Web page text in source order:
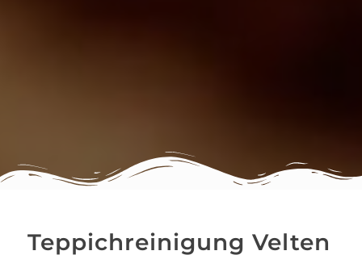
Teppichreinigung Velten